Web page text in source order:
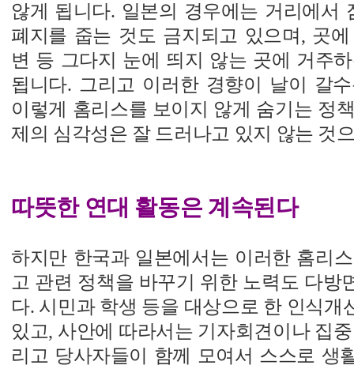
않게 됩니다. 일본의 경우에는 거리에서
폐지를 줍는 것도 금지되고 있으며, 곳
변 등 그다지 눈에 띄지 않는 곳에 거주
됩니다. 그리고 이러한 경향이 날이 갈
이렇게 홈리스를 보이지 않게 숨기는 정
제의 심각성은 잘 드러나고 있지 않는 것
따뜻한 연대 활동은 계속된다
하지만 한국과 일본에서는 이러한 홈리
고 관련 정책을 바꾸기 위한 노력도 다방
다. 시민과 학생 등을 대상으로 한 인식개
있고, 사안에 따라서는 기자회견이나 집
리고 당사자들이 함께 모여서 스스로 생